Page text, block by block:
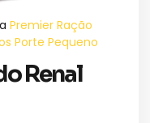
Premier Ração
Porte Pequeno
Renal